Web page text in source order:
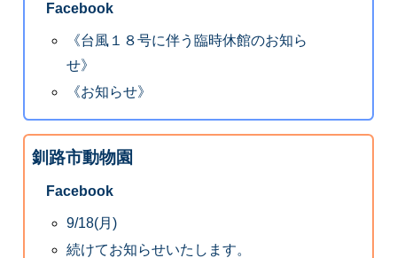
Facebook
《台風１８号に伴う臨時休館のお知ら
せ》
《お知らせ》
釧路市動物園
Facebook
9/18(月)
続けてお知らせいたします。